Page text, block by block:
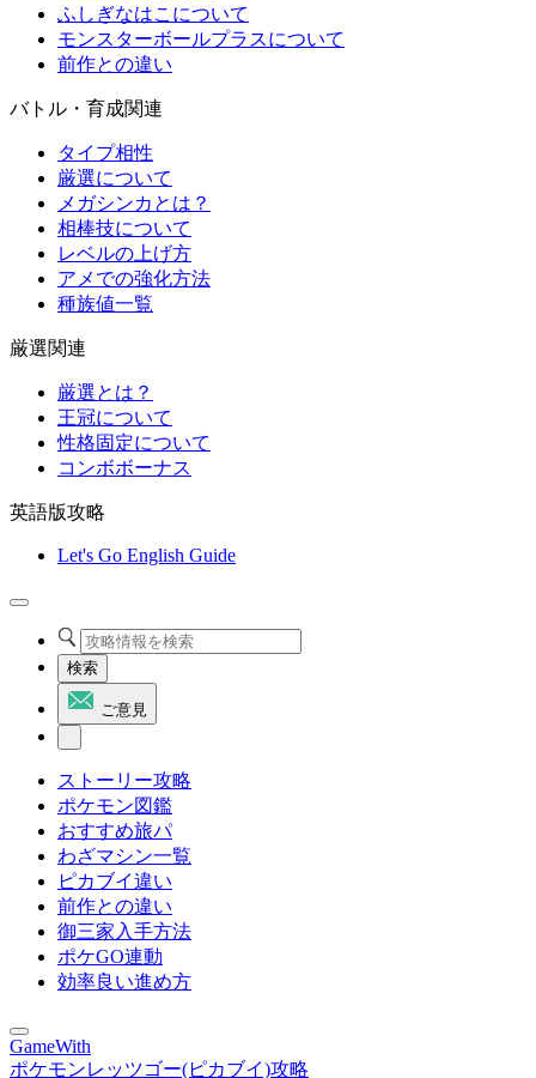
ふしぎなはこについて
モンスターボールプラスについて
前作との違い
バトル・育成関連
タイプ相性
厳選について
メガシンカとは？
相棒技について
レベルの上げ方
アメでの強化方法
種族値一覧
厳選関連
厳選とは？
王冠について
性格固定について
コンボボーナス
英語版攻略
Let's Go English Guide
検索
ご意見
ストーリー攻略
ポケモン図鑑
おすすめ旅パ
わざマシン一覧
ピカブイ違い
前作との違い
御三家入手方法
ポケGO連動
効率良い進め方
GameWith
ポケモンレッツゴー(ピカブイ)攻略